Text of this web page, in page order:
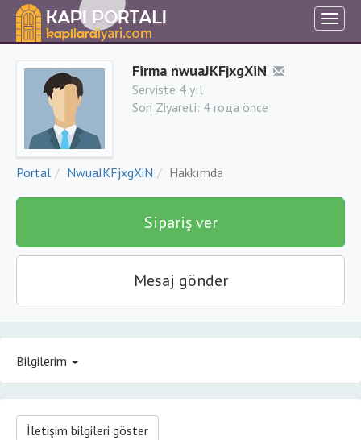
Firma nwuaJKFjxgXiN
Serviste 4 yıl
Son Ziyareti: 4 года önce
Portal NwuaJKFjxgXiN Hakkımda
Sipariş ver
Mesaj gönder
Bilgilerim
İletişim bilgileri göster